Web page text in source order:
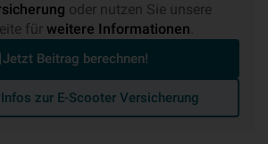
oder nutzen Sie unsere
für weitere Informationen
Jetzt Beitrag berechnen!
zur E-Scooter Versicherung